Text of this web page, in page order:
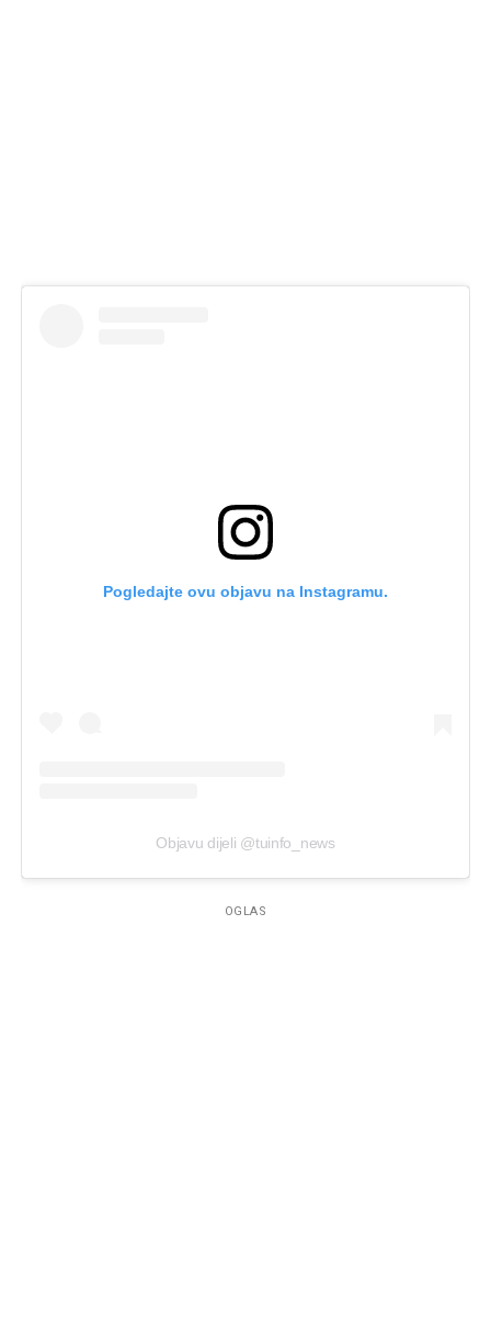
Pogledajte ovu objavu na Instagramu.
Objavu dijeli @tuinfo_news
OGLAS